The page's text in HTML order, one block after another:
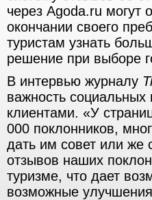
через Agoda.ru могут
окончании своего
туристам узнать
решение при выборе
В интервью журналу
важность
клиентами. «У
000 поклонников,
дать им совет или же
отзывов наших
туризме, что дает
возможные